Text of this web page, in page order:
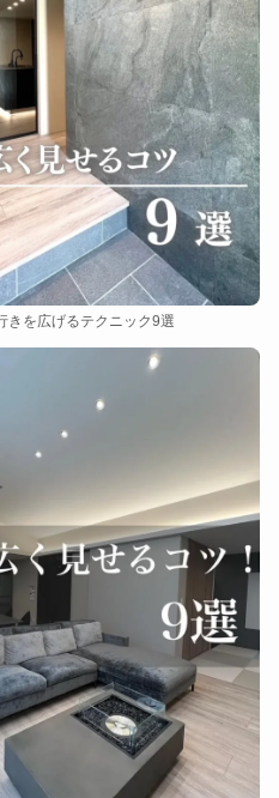
きを広げるテクニック9選